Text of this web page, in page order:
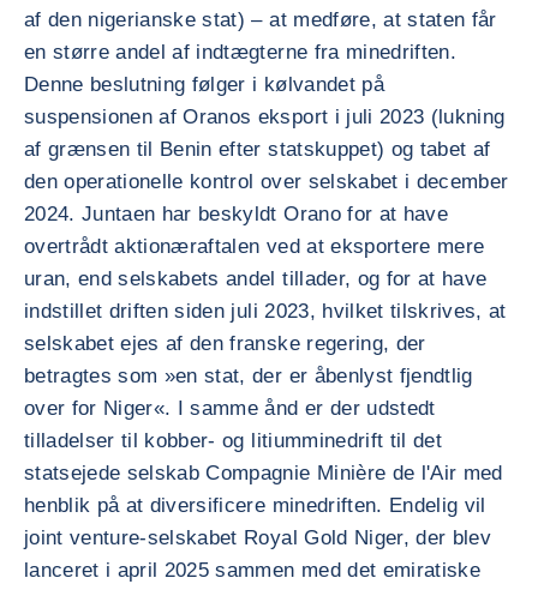
af den nigerianske stat) – at medføre, at staten får
en større andel af indtægterne fra minedriften.
Denne beslutning følger i kølvandet på
suspensionen af Oranos eksport i juli 2023 (lukning
af grænsen til Benin efter statskuppet) og tabet af
den operationelle kontrol over selskabet i december
2024. Juntaen har beskyldt Orano for at have
overtrådt aktionæraftalen ved at eksportere mere
uran, end selskabets andel tillader, og for at have
indstillet driften siden juli 2023, hvilket tilskrives, at
selskabet ejes af den franske regering, der
betragtes som »en stat, der er åbenlyst fjendtlig
over for Niger«. I samme ånd er der udstedt
tilladelser til kobber- og litiumminedrift til det
statsejede selskab Compagnie Minière de l'Air med
henblik på at diversificere minedriften. Endelig vil
joint venture-selskabet Royal Gold Niger, der blev
lanceret i april 2025 sammen med det emiratiske